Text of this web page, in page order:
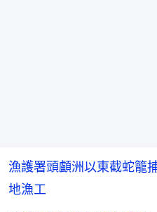
漁護署頭顱洲以東截蛇
地漁工